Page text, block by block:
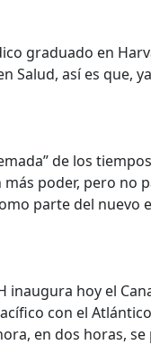
graduado en
Salud, así es que,
de los
poder, pero no
parte del nuevo
inaugura hoy el
con el
en dos horas,